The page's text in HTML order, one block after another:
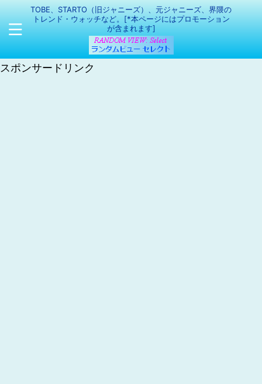
TOBE、STARTO（旧ジャニーズ）、元ジャニーズ、界隈の
トレンド・ウォッチなど。[*本ページにはプロモーション
が含まれます]
スポンサードリンク